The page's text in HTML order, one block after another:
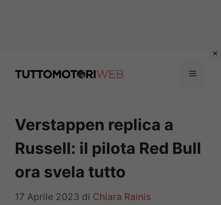
Menu
Verstappen replica a
Russell: il pilota Red Bull
ora svela tutto
17 Aprile 2023 di Chiara Rainis